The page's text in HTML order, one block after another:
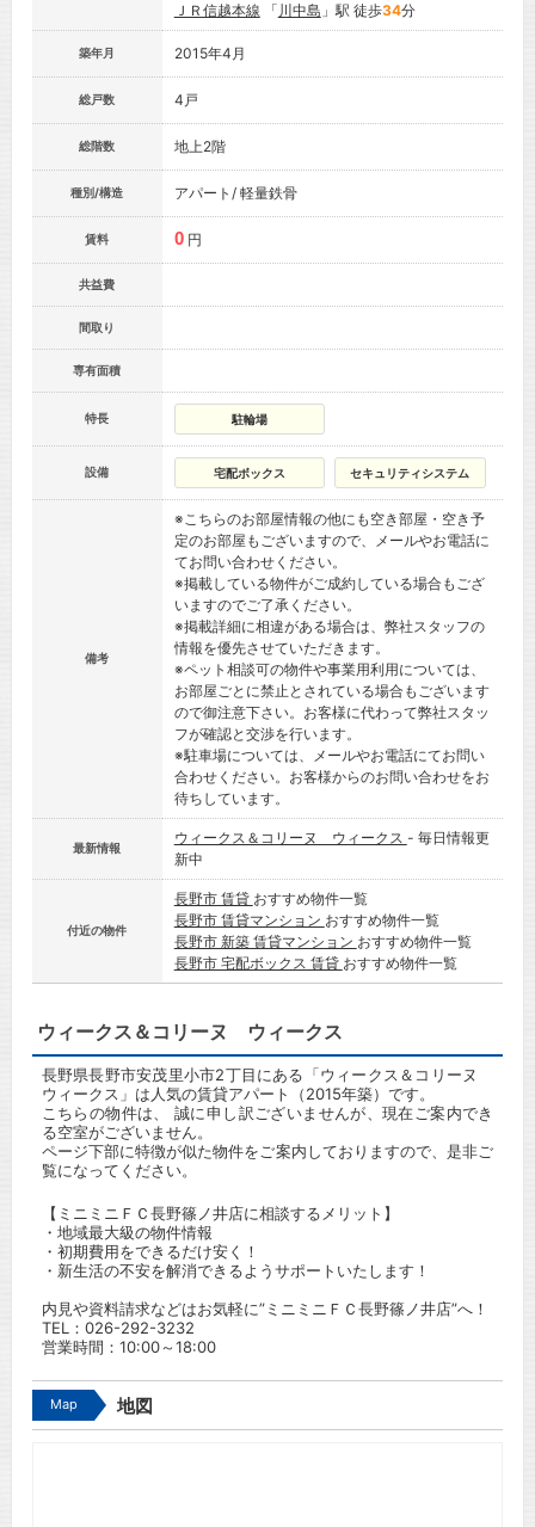
ＪＲ信越本線 「 川中島 」駅 徒歩34分
築年月 2015年4月
総戸数 4戸
総階数 地上2階
種別/構造 アパート/ 軽量鉄骨
賃料 0 円
共益費
間取り
専有面積
特長 駐輪場
設備 宅配ボックス セキュリティシステム
備考
※こちらのお部屋情報の他にも空き部屋・空き予
定のお部屋もございますので、メールやお電話に
てお問い合わせください。
※掲載している物件がご成約している場合もござ
いますのでご了承ください。
※掲載詳細に相違がある場合は、弊社スタッフの
情報を優先させていただきます。
※ペット相談可の物件や事業用利用については、
お部屋ごとに禁止とされている場合もございます
ので御注意下さい。お客様に代わって弊社スタッ
フが確認と交渉を行います。
※駐車場については、メールやお電話にてお問い
合わせください。お客様からのお問い合わせをお
待ちしています。
最新情報
ウィークス＆コリーヌ ウィークス - 毎日情報更
新中
付近の物件
長野市 賃貸 おすすめ物件一覧
長野市 賃貸マンション おすすめ物件一覧
長野市 新築 賃貸マンション おすすめ物件一覧
長野市 宅配ボックス 賃貸 おすすめ物件一覧
ウィークス＆コリーヌ ウィークス
長野県長野市安茂里小市2丁目にある「ウィークス＆コリーヌ
ウィークス」は人気の賃貸アパート（2015年築）です。
こちらの物件は、 誠に申し訳ございませんが、現在ご案内でき
る空室がございません。
ページ下部に特徴が似た物件をご案内しておりますので、是非ご
覧になってください。
【ミニミニＦＣ長野篠ノ井店に相談するメリット】
・地域最大級の物件情報
・初期費用をできるだけ安く！
・新生活の不安を解消できるようサポートいたします！
内見や資料請求などはお気軽に”ミニミニＦＣ長野篠ノ井店”へ！
TEL： 026-292-3232
営業時間：10:00～18:00
Map 地図